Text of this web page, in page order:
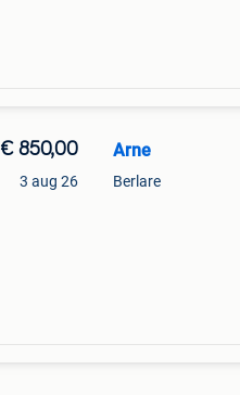
€ 850,00
3 aug 26
Arne
Berlare